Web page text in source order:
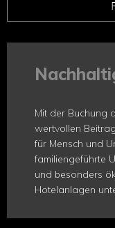
Mit der Buchung
wertvollen
für Mensch und
familiengeführte
und besonders
Hotelanlagen